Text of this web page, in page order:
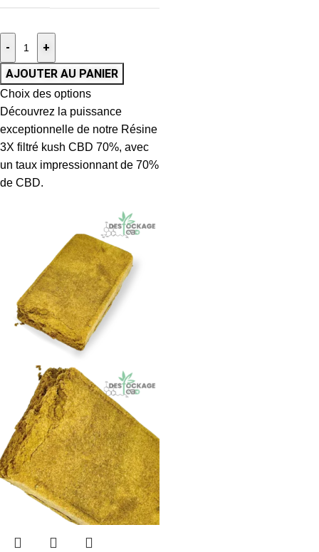
-
+
AJOUTER AU PANIER
Choix des options
Découvrez la puissance
exceptionnelle de notre Résine
3X filtré kush CBD 70%, avec
un taux impressionnant de 70%
de CBD.